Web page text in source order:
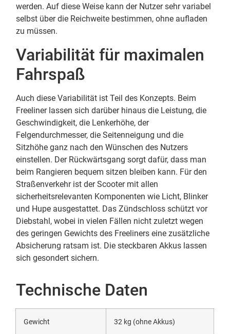
werden. Auf diese Weise kann der Nutzer sehr variabel
selbst über die Reichweite bestimmen, ohne aufladen
zu müssen.
Variabilität für maximalen
Fahrspaß
Auch diese Variabilität ist Teil des Konzepts. Beim
Freeliner lassen sich darüber hinaus die Leistung, die
Geschwindigkeit, die Lenkerhöhe, der
Felgendurchmesser, die Seitenneigung und die
Sitzhöhe ganz nach den Wünschen des Nutzers
einstellen. Der Rückwärtsgang sorgt dafür, dass man
beim Rangieren bequem sitzen bleiben kann. Für den
Straßenverkehr ist der Scooter mit allen
sicherheitsrelevanten Komponenten wie Licht, Blinker
und Hupe ausgestattet. Das Zündschloss schützt vor
Diebstahl, wobei in vielen Fällen nicht zuletzt wegen
des geringen Gewichts des Freeliners eine zusätzliche
Absicherung ratsam ist. Die steckbaren Akkus lassen
sich gesondert sichern.
Technische Daten
Gewicht 32 kg (ohne Akkus)